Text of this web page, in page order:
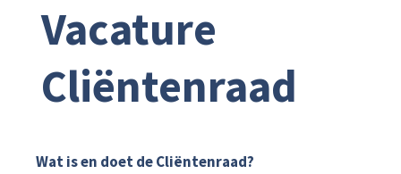
Vacature
Cliëntenraad
Wat is en doet de Cliëntenraad?